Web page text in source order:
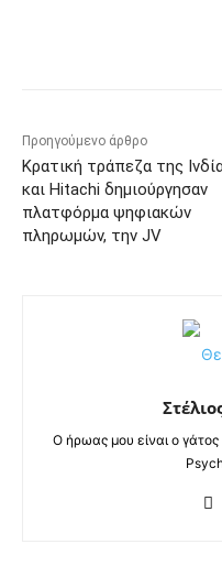
Προηγούμενο άρθρο
Κρατική τράπεζα της
και Hitachi δημιούργησαν
πλατφόρμα ψηφιακών
πληρωμών, την JV
Ο ήρωας μου είναι ο